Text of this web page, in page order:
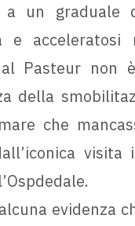
un graduale
e
Pasteur non
della
che
visita
evidenza